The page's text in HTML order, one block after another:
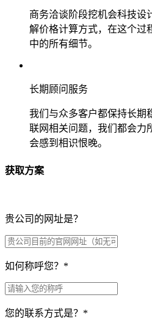
商务洽谈阶段挖机会科技设
解价格计算方式，在这个过
中的所有细节。
长期顾问服务
我们与众多客户都保持长期
联网相关问题，我们都会力
会感到相识恨晚。
获取方案
贵公司的网址是？
如何称呼您？ *
您的联系方式是？ *